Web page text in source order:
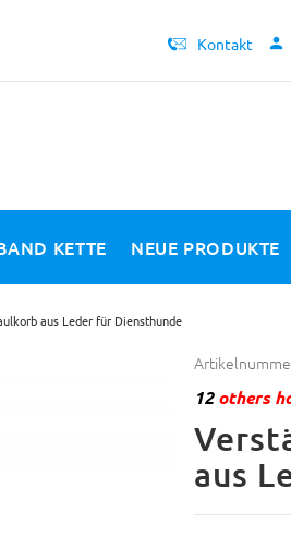
Kontakt
KETTE NEUE PRODUKTE
aus Leder für Diensthunde
12others
aus